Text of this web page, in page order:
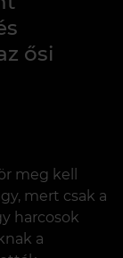
ősi
meg kell
mert csak a
harcosok
a